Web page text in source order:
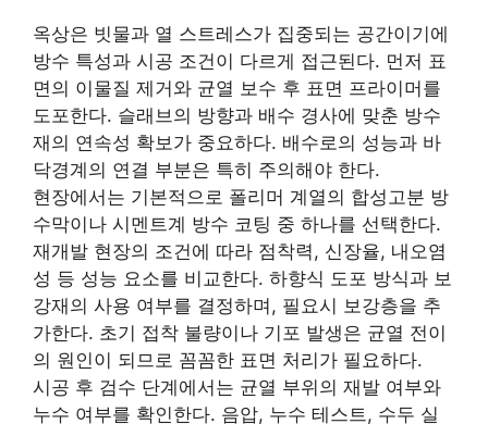
옥상은 빗물과 열 스트레스가 집중되는 공간이기에
방수 특성과 시공 조건이 다르게 접근된다. 먼저 표
면의 이물질 제거와 균열 보수 후 표면 프라이머를
도포한다. 슬래브의 방향과 배수 경사에 맞춘 방수
재의 연속성 확보가 중요하다. 배수로의 성능과 바
닥경계의 연결 부분은 특히 주의해야 한다.
현장에서는 기본적으로 폴리머 계열의 합성고분 방
수막이나 시멘트계 방수 코팅 중 하나를 선택한다.
재개발 현장의 조건에 따라 점착력, 신장율, 내오염
성 등 성능 요소를 비교한다. 하향식 도포 방식과 보
강재의 사용 여부를 결정하며, 필요시 보강층을 추
가한다. 초기 접착 불량이나 기포 발생은 균열 전이
의 원인이 되므로 꼼꼼한 표면 처리가 필요하다.
시공 후 검수 단계에서는 균열 부위의 재발 여부와
누수 여부를 확인한다. 음압, 누수 테스트, 수두 실